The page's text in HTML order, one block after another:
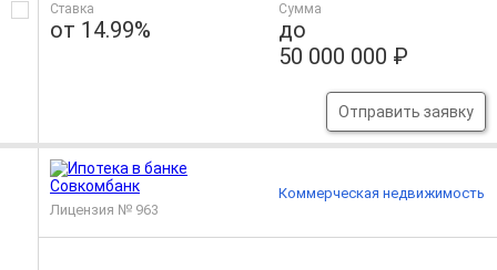
Ставка
от 14.99%
Сумма
до
50 000 000 ₽
Отправить заявку
Лицензия № 963
Коммерческая недвижимость